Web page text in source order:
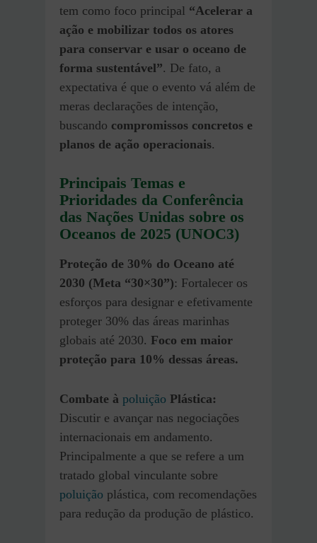
tem como foco principal “Acelerar a
ação e mobilizar todos os atores
para conservar e usar o oceano de
forma sustentável”. De fato, a
expectativa é que o evento vá além de
meras declarações de intenção,
buscando compromissos concretos e
planos de ação operacionais.
Principais Temas e
Prioridades da Conferência
das Nações Unidas sobre os
Oceanos de 2025 (UNOC3)
Proteção de 30% do Oceano até
2030 (Meta “30×30”): Fortalecer os
esforços para designar e efetivamente
proteger 30% das áreas marinhas
globais até 2030. Foco em maior
proteção para 10% dessas áreas.
Combate à poluição Plástica:
Discutir e avançar nas negociações
internacionais em andamento.
Principalmente a que se refere a um
tratado global vinculante sobre
poluição plástica, com recomendações
para redução da produção de plástico.